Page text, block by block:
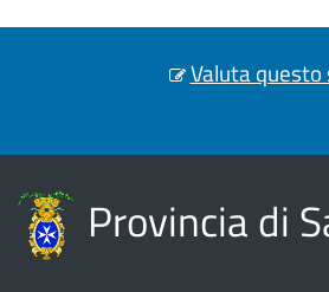
Valuta questo
Provincia di